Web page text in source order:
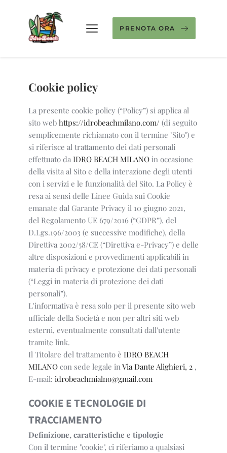
PRENOTA ORA
Cookie policy
La presente cookie policy (“Policy”) si applica al
sito web https://idrobeachmilano.com/ (di seguito
semplicemente richiamato con il termine "Sito") e
si riferisce al trattamento dei dati personali
effettuato da IDRO BEACH MILANOin occasione
della visita al Sito e della interazione degli utenti
con i servizi e le funzionalità del Sito. La Policy è
resa ai sensi delle Linee Guida sui Cookie
emanate dal Garante Privacy il 10 giugno 2021,
del Regolamento UE 679/2016 (“GDPR”), del
D.Lgs.196/2003 (e successive modifiche), della
Direttiva 2002/58/CE (“Direttiva e-Privacy”) e delle
altre disposizioni e provvedimenti applicabili in
materia di privacy e protezione dei dati personali
(“Leggi in materia di protezione dei dati
personali”).
L'informativa è resa solo per il presente sito web
ufficiale della Società e non per altri siti web
esterni, eventualmente consultati dall'utente
tramite link.
Il Titolare del trattamento è IDRO BEACH
MILANO con sede legale in Via Dante Alighieri, 2 ,
E-mail: idrobeachmialno@gmail.com
COOKIE E TECNOLOGIE DI
TRACCIAMENTO
Definizione, caratteristiche e tipologie
Con il termine "cookie", ci riferiamo a qualsiasi